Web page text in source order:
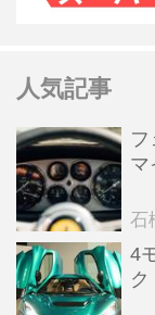
人気記事
マ
石
4